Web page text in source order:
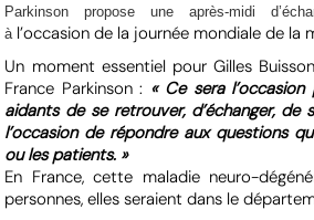
Parkinson propose une après-midi
à l’occasion de la journée mondiale de la
Un moment essentiel pour Gilles
France Parkinson : « Ce sera
aidants de se retrouver, d’échanger, de
l’occasion de répondre aux questions
ou les patients. »
En France, cette maladie neuro-
personnes, elles seraient dans le